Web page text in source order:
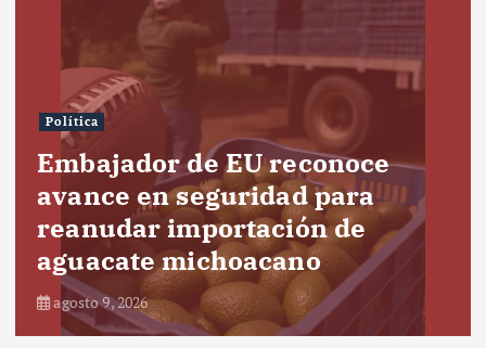
Política
Embajador de EU reconoce
avance en seguridad para
reanudar importación de
aguacate michoacano
agosto 9, 2026